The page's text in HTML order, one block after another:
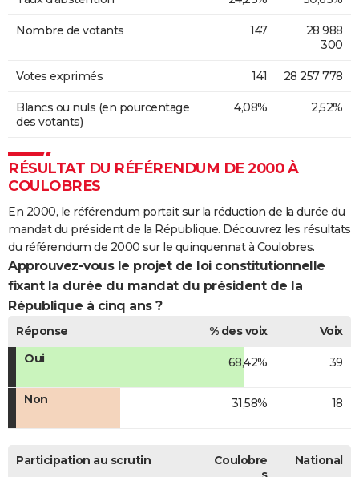
Nombre de votants 147
28 988
300
Votes exprimés 141 28 257 778
Blancs ou nuls (en pourcentage
des votants)
4,08% 2,52%
RÉSULTAT DU RÉFÉRENDUM DE 2000 À
COULOBRES
En 2000, le référendum portait sur la réduction de la durée du
mandat du président de la République. Découvrez les résultats
du référendum de 2000 sur le quinquennat à Coulobres.
Approuvez-vous le projet de loi constitutionnelle
fixant la durée du mandat du président de la
République à cinq ans ?
Réponse % des voix
Voix
Oui
68,42% 39
Non 31,58% 18
Participation au scrutin
Coulobre
National